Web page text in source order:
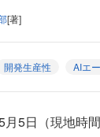
[著]
開発生産性 AIエ
5日（現地時